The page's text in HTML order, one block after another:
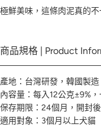
極鮮美味，這條肉泥真的不
商品規格 | Product
產地：台灣研發，韓國製造
內容量：每入12公克±9%
保存期限：24個月，開封
適用對象：3個月以上犬貓